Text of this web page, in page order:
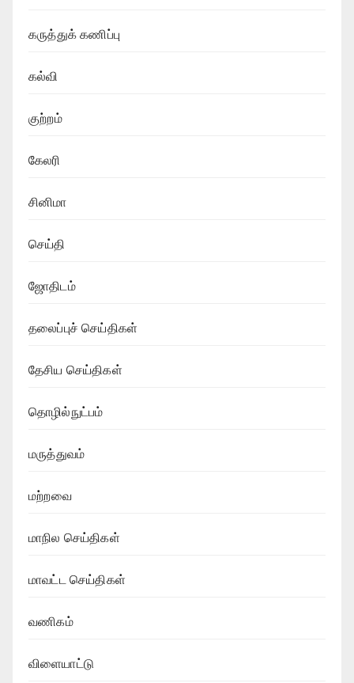
கருத்துக் கணிப்பு
கல்வி
குற்றம்
கேலரி
சினிமா
செய்தி
ஜோதிடம்
தலைப்புச் செய்திகள்
தேசிய செய்திகள்
தொழில்நுட்பம்
மருத்துவம்
மற்றவை
மாநில செய்திகள்
மாவட்ட செய்திகள்
வணிகம்
விளையாட்டு